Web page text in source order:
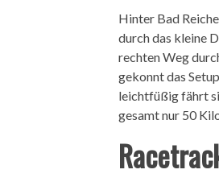
Hinter Bad
durch das kleine
rechten Weg
gekonnt das
leichtfüßig fährt
gesamt nur 50